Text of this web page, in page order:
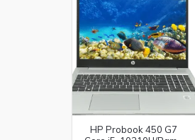
Thích
có
sản
phẩm
này !
HP Probook 450 G7